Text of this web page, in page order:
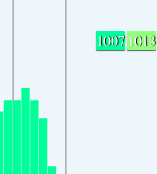
10071013